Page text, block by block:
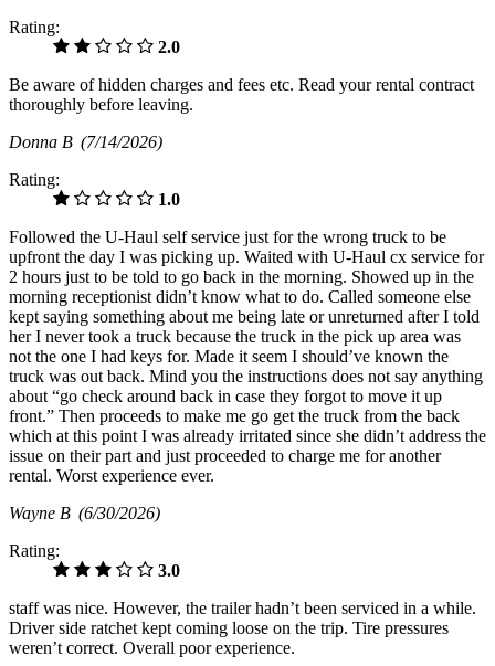
Rating:
2.0
Be aware of hidden charges and fees etc. Read your rental contract
thoroughly before leaving.
Donna B (7/14/2026)
Rating:
1.0
Followed the U-Haul self service just for the wrong truck to be
upfront the day I was picking up. Waited with U-Haul cx service for
2 hours just to be told to go back in the morning. Showed up in the
morning receptionist didn’t know what to do. Called someone else
kept saying something about me being late or unreturned after I told
her I never took a truck because the truck in the pick up area was
not the one I had keys for. Made it seem I should’ve known the
truck was out back. Mind you the instructions does not say anything
about “go check around back in case they forgot to move it up
front.” Then proceeds to make me go get the truck from the back
which at this point I was already irritated since she didn’t address the
issue on their part and just proceeded to charge me for another
rental. Worst experience ever.
Wayne B (6/30/2026)
Rating:
3.0
staff was nice. However, the trailer hadn’t been serviced in a while.
Driver side ratchet kept coming loose on the trip. Tire pressures
weren’t correct. Overall poor experience.